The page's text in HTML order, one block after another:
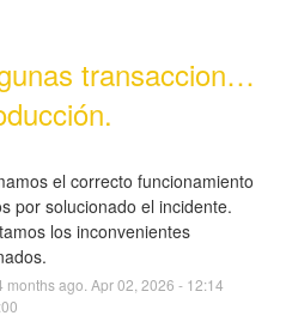
transacciones
el correcto funcionamiento
por solucionado el incidente.
los inconvenientes
months ago. Apr02 2026 - 12:14